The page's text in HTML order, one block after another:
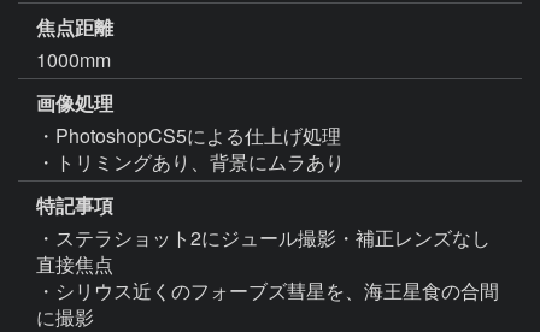
焦点距離
1000mm
画像処理
・PhotoshopCS5による仕上げ処理
・トリミングあり、背景にムラあり
特記事項
・ステラショット2にジュール撮影・補正レンズなし
直接焦点
・シリウス近くのフォーブズ彗星を、海王星食の合間
に撮影